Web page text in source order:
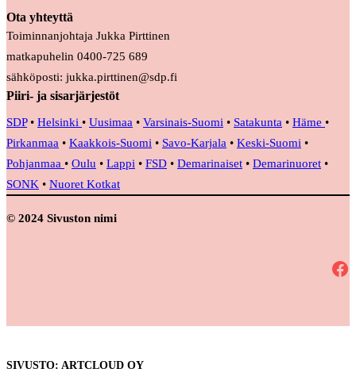
Ota yhteyttä
Toiminnanjohtaja Jukka Pirttinen
matkapuhelin 0400-725 689
sähköposti: jukka.pirttinen@sdp.fi
Piiri- ja sisarjärjestöt
SDP• Helsinki • Uusimaa • Varsinais-Suomi • Satakunta • Häme •
Pirkanmaa • Kaakkois-Suomi • Savo-Karjala • Keski-Suomi •
Pohjanmaa • Oulu • Lappi • FSD • Demarinaiset • Demarinuoret •
SONK • Nuoret Kotkat
© 2024 Sivuston nimi
Facebook
SIVUSTO: ARTCLOUD OY